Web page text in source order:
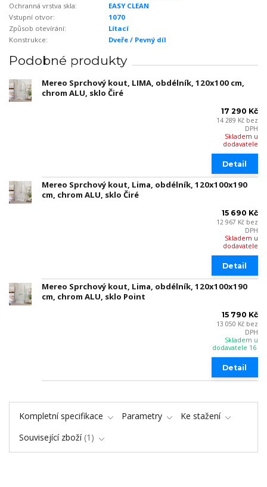
Ochranná vrstva skla:
EASY CLEAN
Vstupní otvor:
1070
Způsob otevírání:
Lítací
Konstrukce:
Dveře / Pevný díl
Podobné produkty
Mereo Sprchový kout, LIMA, obdélník, 120x100 cm,
chrom ALU, sklo Čiré
17 290 Kč
14 289 Kč bez
DPH
Skladem u
dodavatele
Detail
Mereo Sprchový kout, Lima, obdélník, 120x100x190
cm, chrom ALU, sklo Čiré
15 690 Kč
12 967 Kč bez
DPH
Skladem u
dodavatele
Detail
Mereo Sprchový kout, Lima, obdélník, 120x100x190
cm, chrom ALU, sklo Point
15 790 Kč
13 050 Kč bez
DPH
Skladem u
dodavatele 16
Detail
Kompletní specifikace Parametry
Ke stažení
Související zboží 1